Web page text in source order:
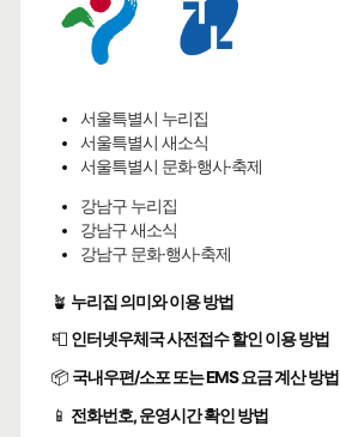
서울특별시 누리집
서울특별시 새소식
서울특별시 문화·행사·축제
강남구 누리집
강남구 새소식
강남구 문화·행사·축제
🪴 누리집 의미와 이용 방법
📮 인터넷우체국 사전접수 할인 이용 방법
📦 국내우편/소포 또는 EMS 요금 계산 방법
📱 전화번호, 운영시간 확인 방법